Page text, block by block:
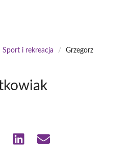
Sport i rekreacja /
Grzegorz
Share Share